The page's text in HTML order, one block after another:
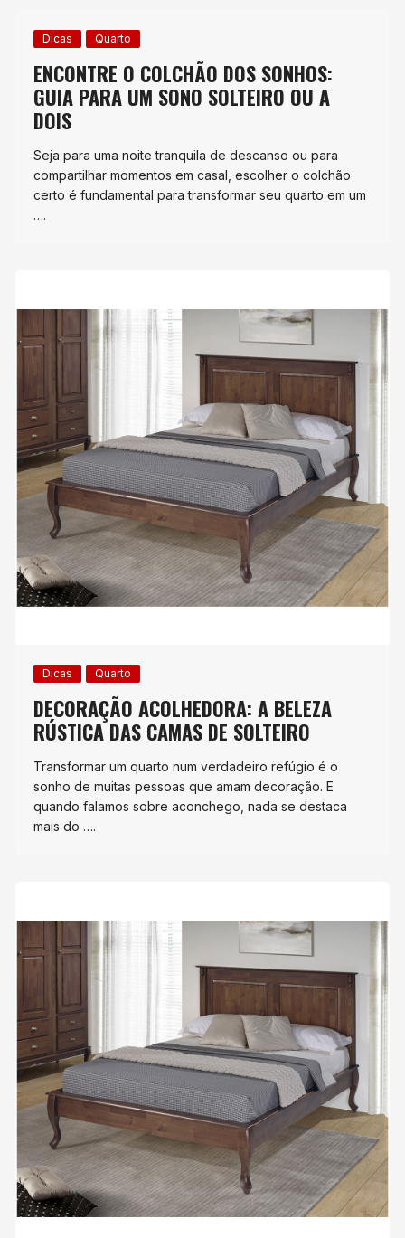
Dicas Quarto
ENCONTRE O COLCHÃO DOS SONHOS:
GUIA PARA UM SONO SOLTEIRO OU A
DOIS
Seja para uma noite tranquila de descanso ou para
compartilhar momentos em casal, escolher o colchão
certo é fundamental para transformar seu quarto em um
….
Dicas Quarto
DECORAÇÃO ACOLHEDORA: A BELEZA
RÚSTICA DAS CAMAS DE SOLTEIRO
Transformar um quarto num verdadeiro refúgio é o
sonho de muitas pessoas que amam decoração. E
quando falamos sobre aconchego, nada se destaca
mais do ….